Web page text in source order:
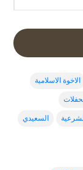
الاخوة الاسلامية
السعيدي